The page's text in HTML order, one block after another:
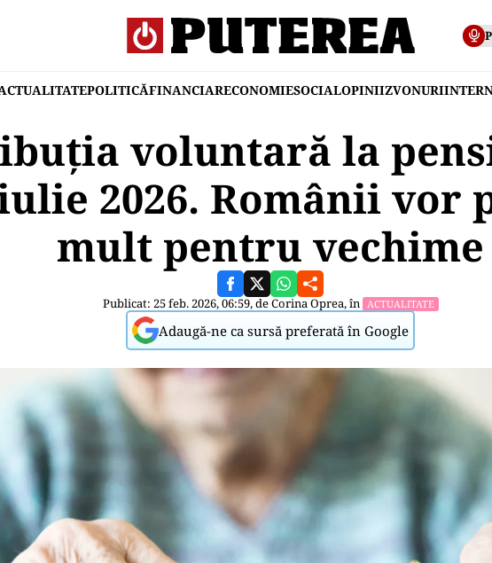
POLITICĂFINANCIARECONOMIESOCIALOPINIIZVONURI
voluntară la
2026. Românii vor
mult pentru vechime
Publicat: 25 feb. 2026, 06:59, deCorina Oprea, în ACTUALITATE
Adaugă-ne ca sursă preferată în Google